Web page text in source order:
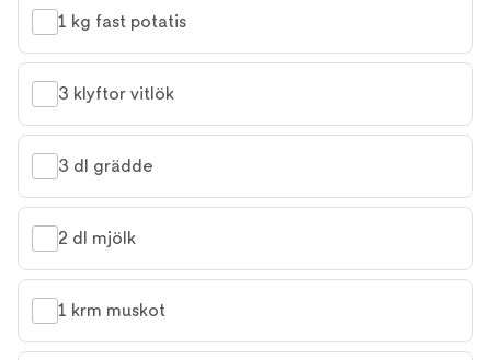
1 kg fast potatis
3 klyftor vitlök
3 dl grädde
2 dl mjölk
1 krm muskot